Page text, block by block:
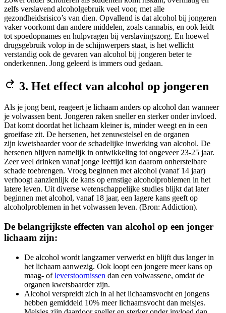
zelfs verslavend alcoholgebruik veel voor, met alle
gezondheidsrisico’s van dien. Opvallend is dat alcohol bij jongeren
vaker voorkomt dan andere middelen, zoals cannabis, en ook leidt
tot spoedopnames en hulpvragen bij verslavingszorg. En hoewel
drugsgebruik volop in de schijnwerpers staat, is het wellicht
verstandig ook de gevaren van alcohol bij jongeren beter te
onderkennen. Jong geleerd is immers oud gedaan.
3. Het effect van alcohol op jongeren
Als je jong bent, reageert je lichaam anders op alcohol dan wanneer
je volwassen bent. Jongeren raken sneller en sterker onder invloed.
Dat komt doordat het lichaam kleiner is, minder weegt en in een
groeifase zit. De hersenen, het zenuwstelsel en de organen
zijn kwetsbaarder voor de schadelijke inwerking van alcohol. De
hersenen blijven namelijk in ontwikkeling tot ongeveer 23-25 jaar.
Zeer veel drinken vanaf jonge leeftijd kan daarom onherstelbare
schade toebrengen. Vroeg beginnen met alcohol (vanaf 14 jaar)
verhoogt aanzienlijk de kans op ernstige alcoholproblemen in het
latere leven. Uit diverse wetenschappelijke studies blijkt dat later
beginnen met alcohol, vanaf 18 jaar, een lagere kans geeft op
alcoholproblemen in het volwassen leven. (Bron: Addiction).
De belangrijkste effecten van alcohol op een jonger
lichaam zijn:
De alcohol wordt langzamer verwerkt en blijft dus langer in
het lichaam aanwezig. Ook loopt een jongere meer kans op
maag- ofleverstoornissen dan een volwassene, omdat de
organen kwetsbaarder zijn.
Alcohol verspreidt zich in al het lichaamsvocht en jongens
hebben gemiddeld 10% meer lichaamsvocht dan meisjes.